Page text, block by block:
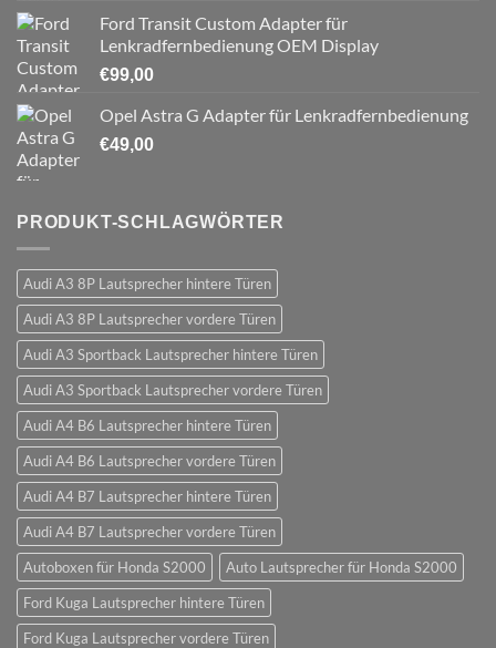
Ford Transit Custom Adapter für
Lenkradfernbedienung OEM Display
€99,00
Opel Astra G Adapter für Lenkradfernbedienung
€49,00
PRODUKT-SCHLAGWÖRTER
Audi A3 8P Lautsprecher hintere Türen
Audi A3 8P Lautsprecher vordere Türen
Audi A3 Sportback Lautsprecher hintere Türen
Audi A3 Sportback Lautsprecher vordere Türen
Audi A4 B6 Lautsprecher hintere Türen
Audi A4 B6 Lautsprecher vordere Türen
Audi A4 B7 Lautsprecher hintere Türen
Audi A4 B7 Lautsprecher vordere Türen
Autoboxen für Honda S2000
Auto Lautsprecher für Honda S2000
Ford Kuga Lautsprecher hintere Türen
Ford Kuga Lautsprecher vordere Türen